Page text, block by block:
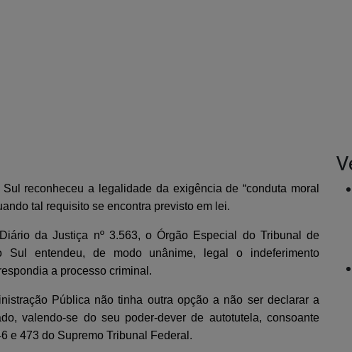
reconheceu a legalidade da exigência de “conduta moral
tal requisito se encontra previsto em lei.
da Justiça nº 3.563, o Órgão Especial do Tribunal de
entendeu, de modo unânime, legal o indeferimento
a processo criminal.
Pública não tinha outra opção a não ser declarar a
valendo-se do seu poder-dever de autotutela, consoante
e 473 do Supremo Tribunal Federal.